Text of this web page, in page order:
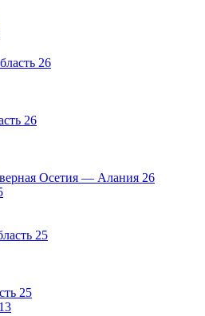
26
26
Осетия — Алания 26
25
25
13